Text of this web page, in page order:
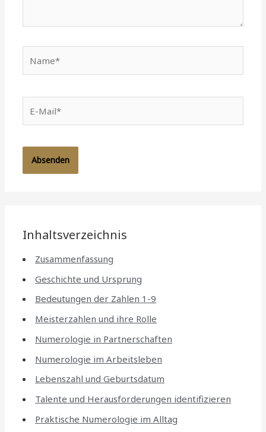
Mail*
Inhaltsverzeichnis
Zusammenfassung
Geschichte und Ursprung
Bedeutungen der Zahlen 1-9
Meisterzahlen und ihre Rolle
Numerologie in Partnerschaften
Numerologie im Arbeitsleben
Lebenszahl und Geburtsdatum
Talente und Herausforderungen identifizieren
Praktische Numerologie im Alltag